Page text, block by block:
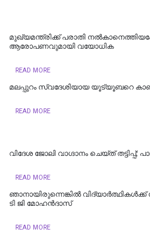
മുഖ്യമന്ത്രിക്ക് പരാതി
ആരോപണവുമായി വയോധിക
READ MORE
മലപ്പുറം സ്വദേശിയായ യൂട്യൂബറെ
READ MORE
വിദേശ ജോലി വാഗ്ദാനം ചെയ്ത് തട്ടിപ്പ്;
READ MORE
ഞാനായിരുന്നെങ്കില്‍
ടി ജി മോഹൻദാസ്
READ MORE